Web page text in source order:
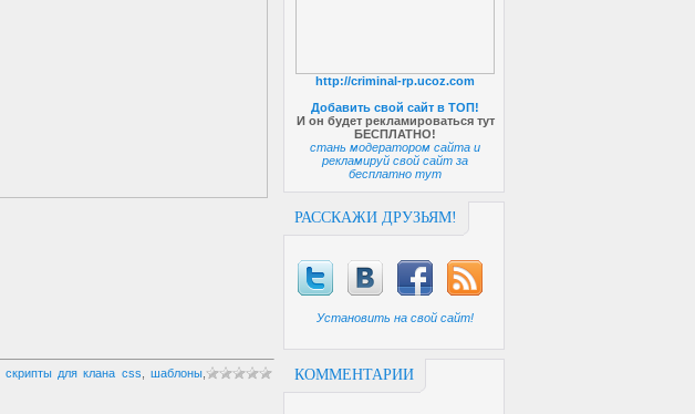
http://criminal-rp.ucoz.com
Добавить свой сайт в ТОП!
И он будет рекламироваться тут
БЕСПЛАТНО!
стань модератором сайта и
рекламируй свой сайт за
бесплатно тут
РАССКАЖИ ДРУЗЬЯМ!
Установить на свой сайт!
КОММЕНТАРИИ
скрипты для клана css ,шаблоны